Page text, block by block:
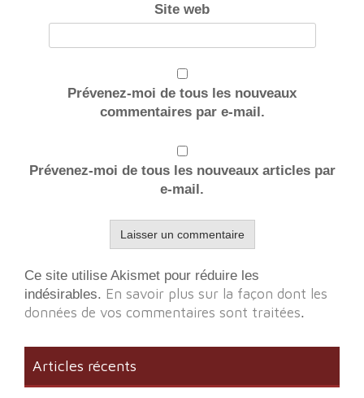
Site web
Prévenez-moi de tous les nouveaux
commentaires par e-mail.
Prévenez-moi de tous les nouveaux articles par
e-mail.
Ce site utilise Akismet pour réduire les
indésirables. En savoir plus sur la façon dont les
données de vos commentaires sont traitées.
Articles récents